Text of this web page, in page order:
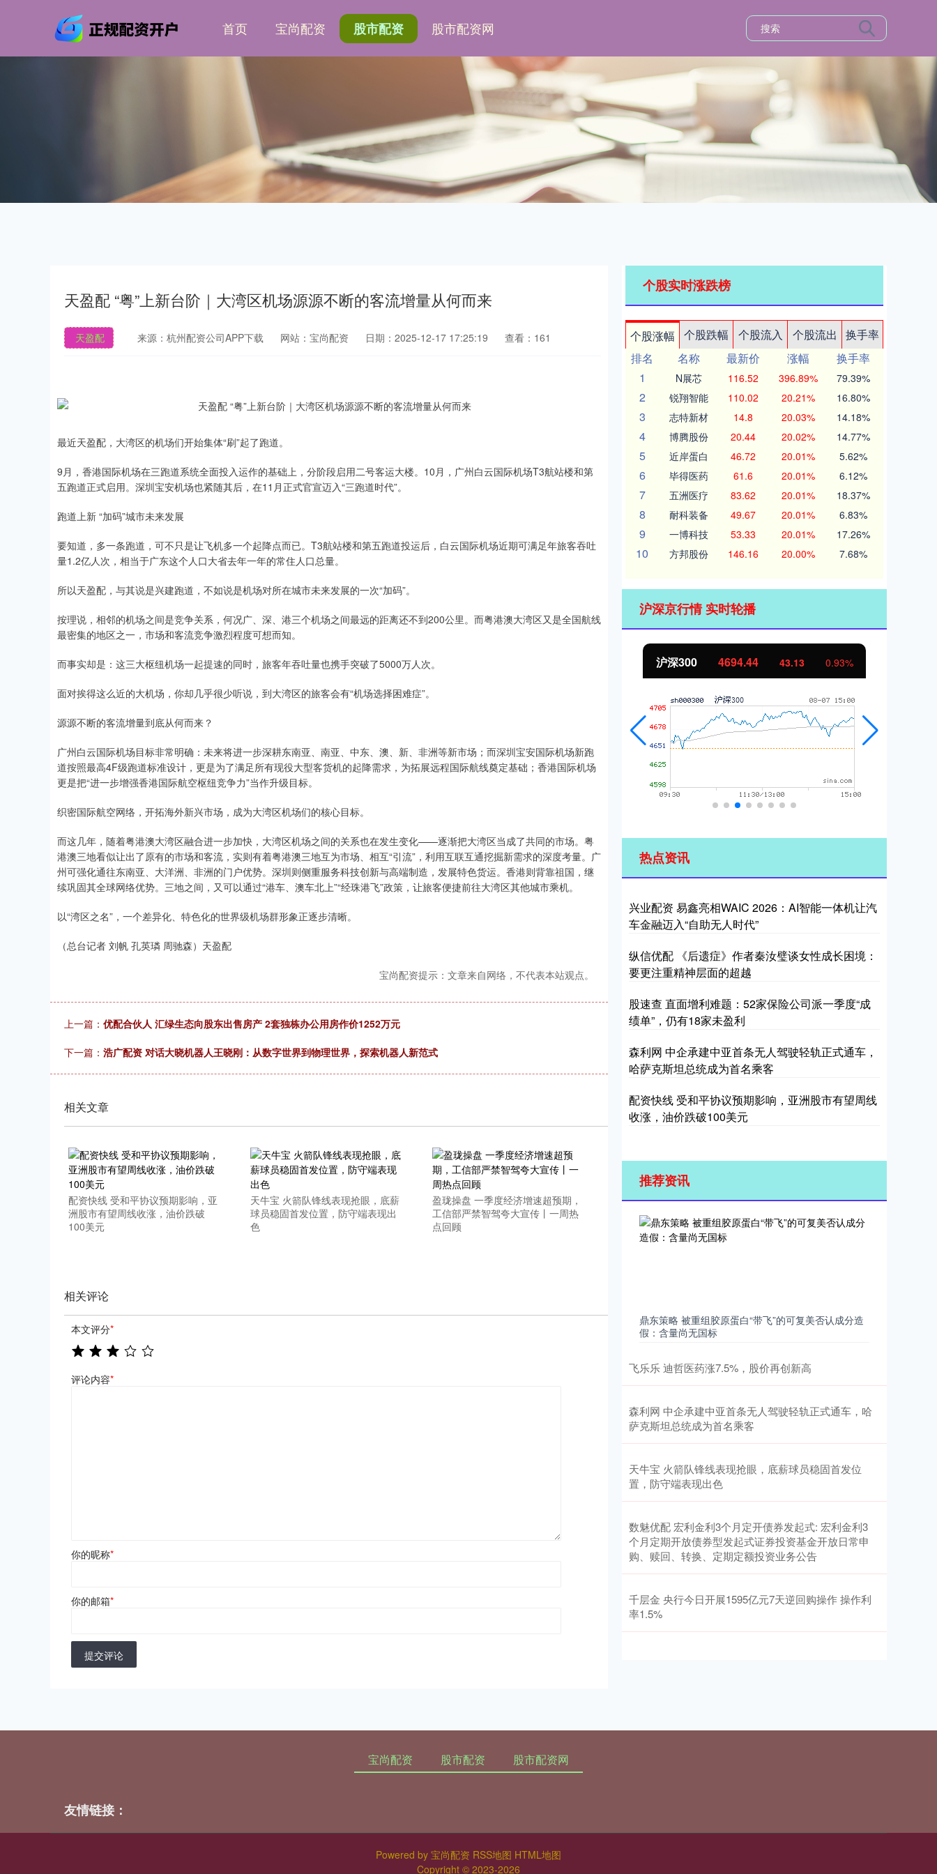
首页 宝尚配资 股市配资 股市配资网
天盈配 “粤”上新台阶｜大湾区机场源源不断的客流增量从何而来
天盈配 来源：杭州配资公司APP下载 网站：宝尚配资 日期：2025-12-17 17:25:19 查看：161
最近天盈配，大湾区的机场们开始集体“刷”起了跑道。
9月，香港国际机场在三跑道系统全面投入运作的基础上，分阶段启用二号客运大楼。10月，广州白云国际机场T3航站楼和第
五跑道正式启用。深圳宝安机场也紧随其后，在11月正式官宣迈入“三跑道时代”。
跑道上新 “加码”城市未来发展
要知道，多一条跑道，可不只是让飞机多一个起降点而已。T3航站楼和第五跑道投运后，白云国际机场近期可满足年旅客吞吐
量1.2亿人次，相当于广东这个人口大省去年一年的常住人口总量。
所以天盈配，与其说是兴建跑道，不如说是机场对所在城市未来发展的一次“加码”。
按理说，相邻的机场之间是竞争关系，何况广、深、港三个机场之间最远的距离还不到200公里。而粤港澳大湾区又是全国航线
最密集的地区之一，市场和客流竞争激烈程度可想而知。
而事实却是：这三大枢纽机场一起提速的同时，旅客年吞吐量也携手突破了5000万人次。
面对挨得这么近的大机场，你却几乎很少听说，到大湾区的旅客会有“机场选择困难症”。
源源不断的客流增量到底从何而来？
广州白云国际机场目标非常明确：未来将进一步深耕东南亚、南亚、中东、澳、新、非洲等新市场；而深圳宝安国际机场新跑
道按照最高4F级跑道标准设计，更是为了满足所有现役大型客货机的起降需求，为拓展远程国际航线奠定基础；香港国际机场
更是把“进一步增强香港国际航空枢纽竞争力”当作升级目标。
织密国际航空网络，开拓海外新兴市场，成为大湾区机场们的核心目标。
而这几年，随着粤港澳大湾区融合进一步加快，大湾区机场之间的关系也在发生变化——逐渐把大湾区当成了共同的市场。粤
港澳三地看似让出了原有的市场和客流，实则有着粤港澳三地互为市场、相互“引流”，利用互联互通挖掘新需求的深度考量。广
州可强化通往东南亚、大洋洲、非洲的门户优势。深圳则侧重服务科技创新与高端制造，发展特色货运。香港则背靠祖国，继
续巩固其全球网络优势。三地之间，又可以通过“港车、澳车北上”“经珠港飞”政策，让旅客便捷前往大湾区其他城市乘机。
以“湾区之名”，一个差异化、特色化的世界级机场群形象正逐步清晰。
（总台记者 刘帆 孔英璘 周驰森）天盈配
宝尚配资提示：文章来自网络，不代表本站观点。
上一篇： 优配合伙人 汇绿生态向股东出售房产 2套独栋办公用房作价1252万元
下一篇： 浩广配资 对话大晓机器人王晓刚：从数字世界到物理世界，探索机器人新范式
相关文章
配资快线 受和平协议预期影响，亚
洲股市有望周线收涨，油价跌破
100美元
天牛宝 火箭队锋线表现抢眼，底薪
球员稳固首发位置，防守端表现出
色
盈珑操盘 一季度经济增速超预期，
工信部严禁智驾夸大宣传丨一周热
点回顾
相关评论
本文评分*
评论内容*
你的昵称*
你的邮箱*
提交评论
个股实时涨跌榜
个股涨幅 个股跌幅 个股流入 个股流出
换手率
排名
名称 最新价 涨幅
换手率
1
N展芯 116.52 396.89% 79.39%
2 锐翔智能 110.02 20.21% 16.80%
3 志特新材 14.8 20.03% 14.18%
4 博腾股份 20.44 20.02% 14.77%
5 近岸蛋白 46.72 20.01% 5.62%
6 毕得医药 61.6 20.01% 6.12%
7 五洲医疗 83.62 20.01% 18.37%
8 耐科装备 49.67 20.01% 6.83%
9 一博科技 53.33 20.01% 17.26%
10 方邦股份 146.16 20.00% 7.68%
沪深京行情 实时轮播
2.13% 上证指数 3940.04 39.68 1.02% 深证成指 沪深300 4694.44 43.13 0.93%
热点资讯
兴业配资 易鑫亮相WAIC 2026：AI智能一体机让汽
车金融迈入“自助无人时代”
纵信优配 《后遗症》作者秦汝璧谈女性成长困境：
要更注重精神层面的超越
股速查 直面增利难题：52家保险公司派一季度“成
绩单”，仍有18家未盈利
森利网 中企承建中亚首条无人驾驶轻轨正式通车，
哈萨克斯坦总统成为首名乘客
配资快线 受和平协议预期影响，亚洲股市有望周线
收涨，油价跌破100美元
推荐资讯
鼎东策略 被重组胶原蛋白“带飞”的可复美否认成分造
假：含量尚无国标
飞乐乐 迪哲医药涨7.5%，股价再创新高
森利网 中企承建中亚首条无人驾驶轻轨正式通车，哈
萨克斯坦总统成为首名乘客
天牛宝 火箭队锋线表现抢眼，底薪球员稳固首发位
置，防守端表现出色
数魅优配 宏利金利3个月定开债券发起式: 宏利金利3
个月定期开放债券型发起式证券投资基金开放日常申
购、赎回、转换、定期定额投资业务公告
千层金 央行今日开展1595亿元7天逆回购操作 操作利
率1.5%
宝尚配资 股市配资 股市配资网
友情链接：
Powered by 宝尚配资 RSS地图 HTML地图
Copyright © 2023-2026